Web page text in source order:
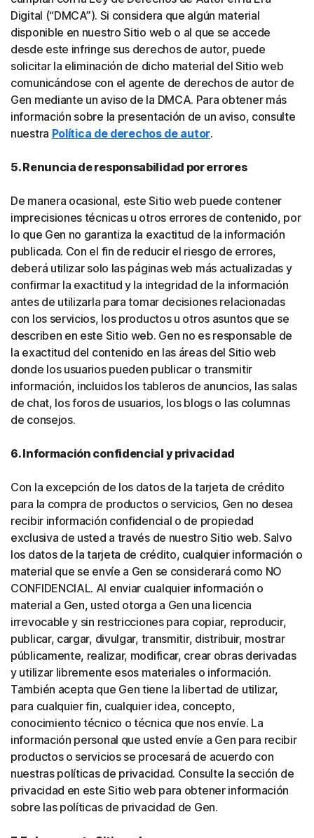
Digital (“DMCA”). Si considera que algún material
disponible en nuestro Sitio web o al que se accede
desde este infringe sus derechos de autor, puede
solicitar la eliminación de dicho material del Sitio web
comunicándose con el agente de derechos de autor de
Gen mediante un aviso de la DMCA. Para obtener más
información sobre la presentación de un aviso, consulte
nuestra Política de derechos de autor.
5. Renuncia de responsabilidad por errores
De manera ocasional, este Sitio web puede contener
imprecisiones técnicas u otros errores de contenido, por
lo que Gen no garantiza la exactitud de la información
publicada. Con el fin de reducir el riesgo de errores,
deberá utilizar solo las páginas web más actualizadas y
confirmar la exactitud y la integridad de la información
antes de utilizarla para tomar decisiones relacionadas
con los servicios, los productos u otros asuntos que se
describen en este Sitio web. Gen no es responsable de
la exactitud del contenido en las áreas del Sitio web
donde los usuarios pueden publicar o transmitir
información, incluidos los tableros de anuncios, las salas
de chat, los foros de usuarios, los blogs o las columnas
de consejos.
6. Información confidencial y privacidad
Con la excepción de los datos de la tarjeta de crédito
para la compra de productos o servicios, Gen no desea
recibir información confidencial o de propiedad
exclusiva de usted a través de nuestro Sitio web. Salvo
los datos de la tarjeta de crédito, cualquier información o
material que se envíe a Gen se considerará como NO
CONFIDENCIAL. Al enviar cualquier información o
material a Gen, usted otorga a Gen una licencia
irrevocable y sin restricciones para copiar, reproducir,
publicar, cargar, divulgar, transmitir, distribuir, mostrar
públicamente, realizar, modificar, crear obras derivadas
y utilizar libremente esos materiales o información.
También acepta que Gen tiene la libertad de utilizar,
para cualquier fin, cualquier idea, concepto,
conocimiento técnico o técnica que nos envíe. La
información personal que usted envíe a Gen para recibir
productos o servicios se procesará de acuerdo con
nuestras políticas de privacidad. Consulte la sección de
privacidad en este Sitio web para obtener información
sobre las políticas de privacidad de Gen.